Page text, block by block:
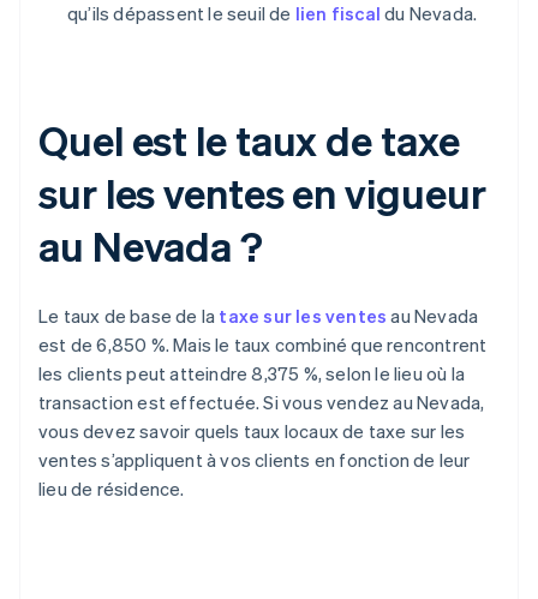
qu’ils dépassent le seuil de lien fiscal du Nevada.
Quel est le taux de taxe
sur les ventes en vigueur
au Nevada ?
Le taux de base de la taxe sur les ventes au Nevada
est de 6,850 %. Mais le taux combiné que rencontrent
les clients peut atteindre 8,375 %, selon le lieu où la
transaction est effectuée. Si vous vendez au Nevada,
vous devez savoir quels taux locaux de taxe sur les
ventes s’appliquent à vos clients en fonction de leur
lieu de résidence.